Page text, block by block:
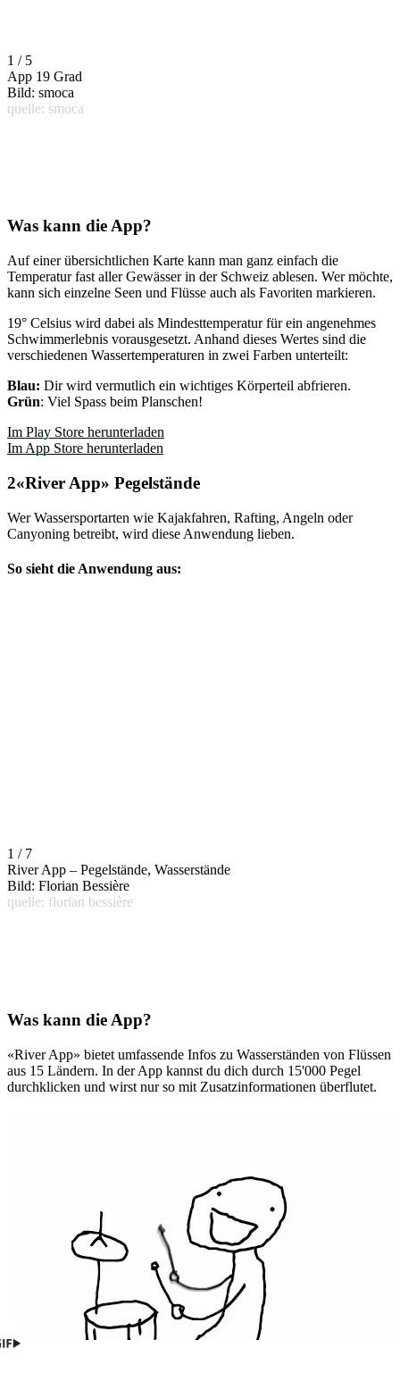
1 / 5
App 19 Grad
Bild: smoca
quelle: smoca
Was kann die App?
Auf einer übersichtlichen Karte kann man ganz einfach die
Temperatur fast aller Gewässer in der Schweiz ablesen. Wer möchte,
kann sich einzelne Seen und Flüsse auch als Favoriten markieren.
19° Celsius wird dabei als Mindesttemperatur für ein angenehmes
Schwimmerlebnis vorausgesetzt. Anhand dieses Wertes sind die
verschiedenen Wassertemperaturen in zwei Farben unterteilt:
Blau: Dir wird vermutlich ein wichtiges Körperteil abfrieren.
Grün: Viel Spass beim Planschen!
Im Play Store herunterladen
Im App Store herunterladen
«River App» Pegelstände
Wer Wassersportarten wie Kajakfahren, Rafting, Angeln oder
Canyoning betreibt, wird diese Anwendung lieben.
So sieht die Anwendung aus:
1 / 7
River App – Pegelstände, Wasserstände
Bild: Florian Bessière
quelle: florian bessière
Was kann die App?
«River App» bietet umfassende Infos zu Wasserständen von Flüssen
aus 15 Ländern. In der App kannst du dich durch 15'000 Pegel
durchklicken und wirst nur so mit Zusatzinformationen überflutet.